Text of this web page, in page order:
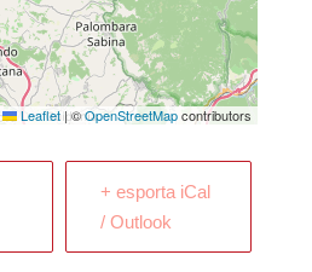
Leaflet |©OpenStreetMapcontributors
+ esporta iCal
/ Outlook